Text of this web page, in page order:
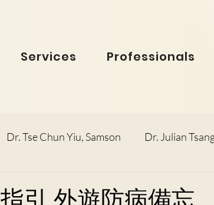
Services Professionals
Dr. Tse Chun Yiu, Samson Dr. Julian
Dr. Ho Dick Wai, Terrie
引 外遊防病備忘